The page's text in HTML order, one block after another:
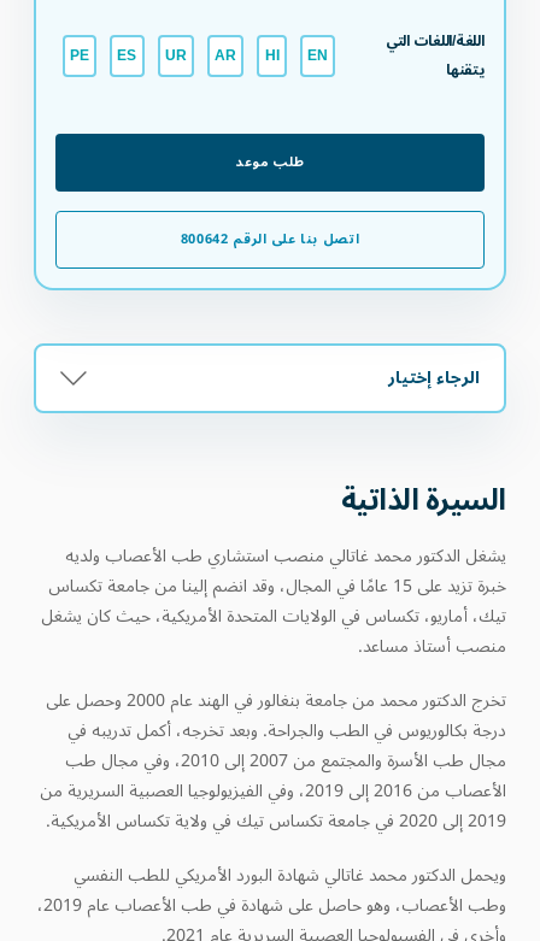
اللغة/اللغات التي
يتقنها
EN
HI
AR
UR
ES
PE
طلب موعد
اتصل بنا على الرقم 800642
الرجاء إختيار
السيرة الذاتية
يشغل الدكتور محمد غاتالي منصب استشاري طب الأعصاب ولديه
خبرة تزيد على 15 عامًا في المجال، وقد انضم إلينا من جامعة تكساس
تيك، أماريو، تكساس في الولايات المتحدة الأمريكية، حيث كان يشغل
منصب أستاذ مساعد.
تخرج الدكتور محمد من جامعة بنغالور في الهند عام 2000 وحصل على
درجة بكالوريوس في الطب والجراحة. وبعد تخرجه، أكمل تدريبه في
مجال طب الأسرة والمجتمع من 2007 إلى 2010، وفي مجال طب
الأعصاب من 2016 إلى 2019، وفي الفيزيولوجيا العصبية السريرية من
2019 إلى 2020 في جامعة تكساس تيك في ولاية تكساس الأمريكية.
ويحمل الدكتور محمد غاتالي شهادة البورد الأمريكي للطب النفسي
وطب الأعصاب، وهو حاصل على شهادة في طب الأعصاب عام 2019،